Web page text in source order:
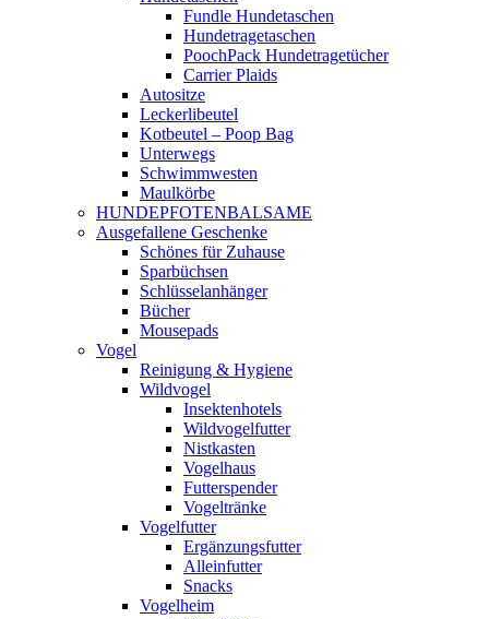
Fundle Hundetaschen
Hundetragetaschen
PoochPack Hundetragetücher
Carrier Plaids
Autositze
Leckerlibeutel
Kotbeutel – Poop Bag
Unterwegs
Schwimmwesten
Maulkörbe
HUNDEPFOTENBALSAME
Ausgefallene Geschenke
Schönes für Zuhause
Sparbüchsen
Schlüsselanhänger
Bücher
Mousepads
Vogel
Reinigung & Hygiene
Wildvogel
Insektenhotels
Wildvogelfutter
Nistkasten
Vogelhaus
Futterspender
Vogeltränke
Vogelfutter
Ergänzungsfutter
Alleinfutter
Snacks
Vogelheim